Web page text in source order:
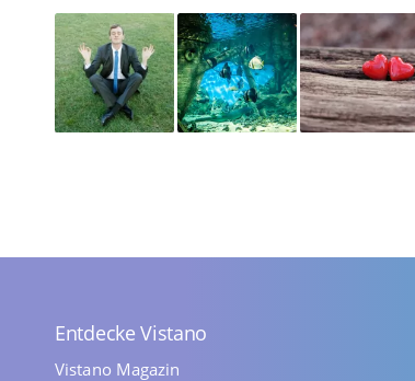
Entdecke Vistano
Vistano Magazin